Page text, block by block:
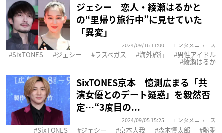
ジェシー 恋人・綾瀬はるかと
の“里帰り旅行中”に見せていた
「異変」
2024/09/16 11:00 エンタメニュース
SixTONES ジェシー ラスベガス 海外旅行 男性アイドル
綾瀬はるか
SixTONES京本 憶測広まる「共
演女優とのデート疑惑」を毅然否
定…“3度目の...
2024/09/05 15:25 エンタメニュース
SixTONES ジェシー 京本大我 森本慎太郎 熱愛